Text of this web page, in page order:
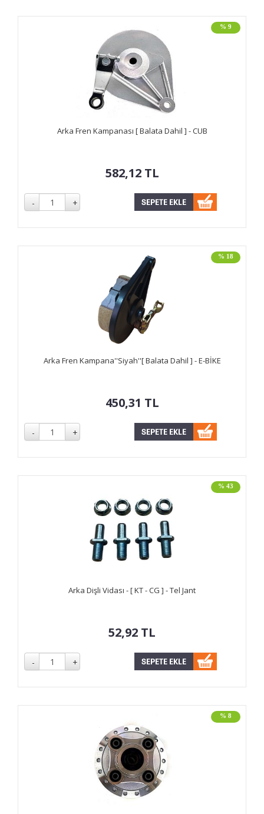
% 9
Arka Fren Kampanası [ Balata Dahil ] - CUB
582,12 TL
% 18
Arka Fren Kampana''Siyah''[ Balata Dahil ] - E-BİKE
450,31 TL
% 43
Arka Dişli Vidası - [ KT - CG ] - Tel Jant
52,92 TL
% 8